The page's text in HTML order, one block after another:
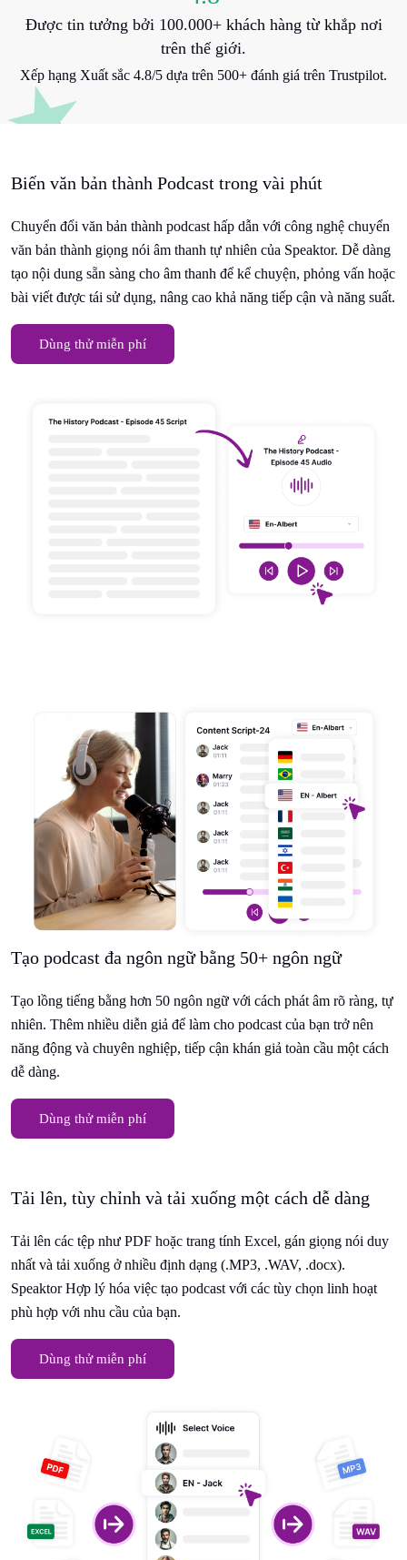
Được tin tưởng bởi 100.000+ khách hàng từ khắp nơi
trên thế giới.
Xếp hạng Xuất sắc 4.8/5 dựa trên 500+ đánh giá trên Trustpilot.
Biến văn bản thành Podcast trong vài phút
Chuyển đổi văn bản thành podcast hấp dẫn với công nghệ chuyển
văn bản thành giọng nói âm thanh tự nhiên của Speaktor. Dễ dàng
tạo nội dung sẵn sàng cho âm thanh để kể chuyện, phỏng vấn hoặc
bài viết được tái sử dụng, nâng cao khả năng tiếp cận và năng suất.
Dùng thử miễn phí
Tạo podcast đa ngôn ngữ bằng 50+ ngôn ngữ
Tạo lồng tiếng bằng hơn 50 ngôn ngữ với cách phát âm rõ ràng, tự
nhiên. Thêm nhiều diễn giả để làm cho podcast của bạn trở nên
năng động và chuyên nghiệp, tiếp cận khán giả toàn cầu một cách
dễ dàng.
Dùng thử miễn phí
Tải lên, tùy chỉnh và tải xuống một cách dễ dàng
Tải lên các tệp như PDF hoặc trang tính Excel, gán giọng nói duy
nhất và tải xuống ở nhiều định dạng (.MP3, .WAV, .docx).
Speaktor Hợp lý hóa việc tạo podcast với các tùy chọn linh hoạt
phù hợp với nhu cầu của bạn.
Dùng thử miễn phí